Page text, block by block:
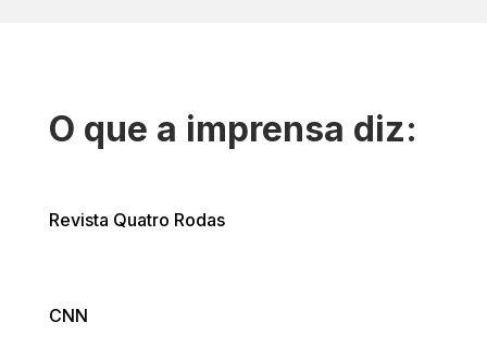
O que a imprensa diz:
Revista Quatro Rodas
CNN